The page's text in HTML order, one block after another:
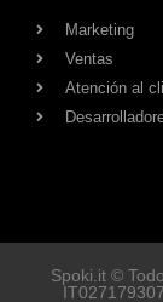
Marketing
Ventas
Atención al
Spoki.it ©